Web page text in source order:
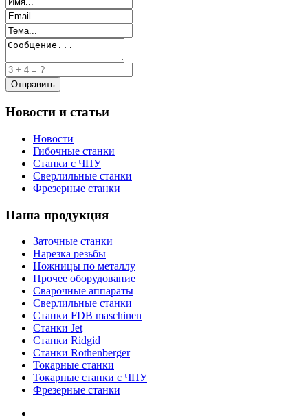
Новости и статьи
Новости
Гибочные станки
Станки с ЧПУ
Сверлильные станки
Фрезерные станки
Наша продукция
Заточные станки
Нарезка резьбы
Ножницы по металлу
Прочее оборудование
Сварочные аппараты
Сверлильные станки
Станки FDB maschinen
Станки Jet
Станки Ridgid
Станки Rothenberger
Токарные станки
Токарные станки с ЧПУ
Фрезерные станки